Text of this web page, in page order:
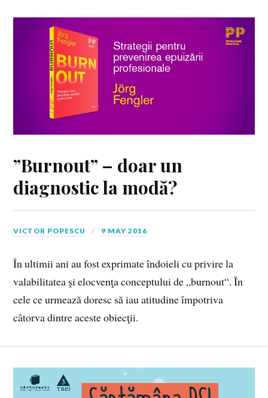
”Burnout” – doar un
diagnostic la modă?
VICTOR POPESCU 9 MAY 2016
În ultimii ani au fost exprimate îndoieli cu privire la
valabilitatea şi elocvenţa conceptului de „burnout“. În
cele ce urmează doresc să iau atitudine împotriva
câtorva dintre aceste obiecţii.